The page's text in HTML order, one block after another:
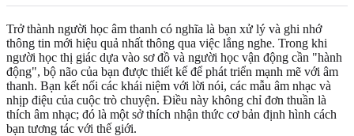
Trở thành người học âm thanh có nghĩa là bạn xử lý và ghi nhớ
thông tin mới hiệu quả nhất thông qua việc lắng nghe. Trong khi
người học thị giác dựa vào sơ đồ và người học vận động cần "hành
động", bộ não của bạn được thiết kế để phát triển mạnh mẽ với âm
thanh. Bạn kết nối các khái niệm với lời nói, các mẫu âm nhạc và
nhịp điệu của cuộc trò chuyện. Điều này không chỉ đơn thuần là
thích âm nhạc; đó là một sở thích nhận thức cơ bản định hình cách
bạn tương tác với thế giới.